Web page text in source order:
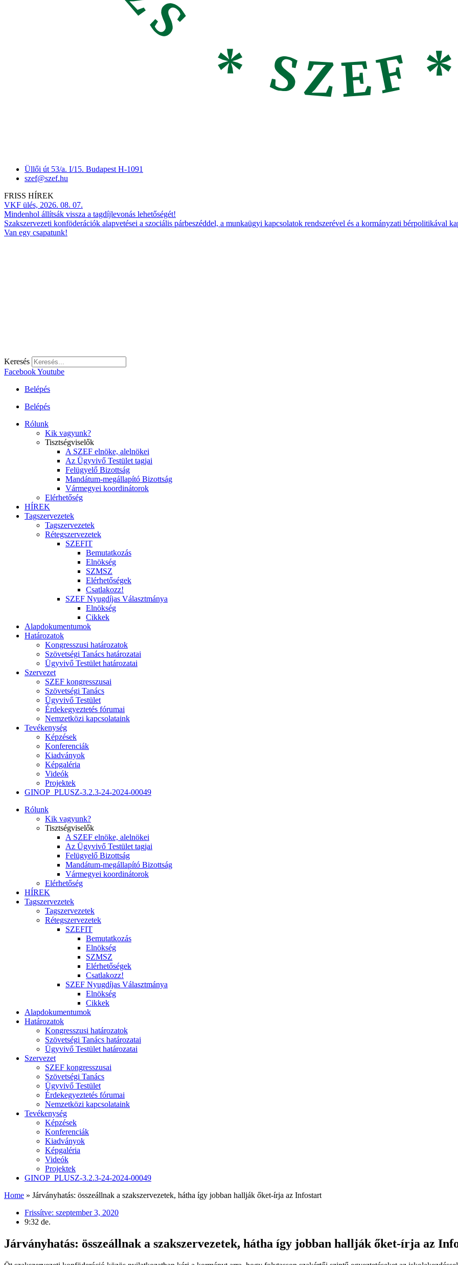
Üllői út 53/a. I/15. Budapest H-1091
szef@szef.hu
FRISS HÍREK
VKF ülés, 2026. 08. 07.
Mindenhol állítsák vissza a tagdíjlevonás lehetőségét!
Szakszervezeti konföderációk alapvetései a szociális párbeszéddel, a munkaügyi kapcsolatok rendszerével és a kormányzati bérpolitikával
Van egy csapatunk!
Keresés
FacebookYoutube
Belépés
Belépés
Rólunk
Kik vagyunk?
Tisztségviselők
A SZEF elnöke, alelnökei
Az Ügyvivő Testület tagjai
Felügyelő Bizottság
Mandátum-megállapító Bizottság
Vármegyei koordinátorok
Elérhetőség
HÍREK
Tagszervezetek
Tagszervezetek
Rétegszervezetek
SZEFIT
Bemutatkozás
Elnökség
SZMSZ
Elérhetőségek
Csatlakozz!
SZEF Nyugdíjas Választmánya
Elnökség
Cikkek
Alapdokumentumok
Határozatok
Kongresszusi határozatok
Szövetségi Tanács határozatai
Ügyvivő Testület határozatai
Szervezet
SZEF kongresszusai
Szövetségi Tanács
Ügyvivő Testület
Érdekegyeztetés fórumai
Nemzetközi kapcsolataink
Tevékenység
Képzések
Konferenciák
Kiadványok
Képgaléria
Videók
Projektek
GINOP_PLUSZ-3.2.3-24-2024-00049
Rólunk
Kik vagyunk?
Tisztségviselők
A SZEF elnöke, alelnökei
Az Ügyvivő Testület tagjai
Felügyelő Bizottság
Mandátum-megállapító Bizottság
Vármegyei koordinátorok
Elérhetőség
HÍREK
Tagszervezetek
Tagszervezetek
Rétegszervezetek
SZEFIT
Bemutatkozás
Elnökség
SZMSZ
Elérhetőségek
Csatlakozz!
SZEF Nyugdíjas Választmánya
Elnökség
Cikkek
Alapdokumentumok
Határozatok
Kongresszusi határozatok
Szövetségi Tanács határozatai
Ügyvivő Testület határozatai
Szervezet
SZEF kongresszusai
Szövetségi Tanács
Ügyvivő Testület
Érdekegyeztetés fórumai
Nemzetközi kapcsolataink
Tevékenység
Képzések
Konferenciák
Kiadványok
Képgaléria
Videók
Projektek
GINOP_PLUSZ-3.2.3-24-2024-00049
Home » Járványhatás: összeállnak a szakszervezetek, hátha így jobban hallják őket-írja az Infostart
Frissítve: szeptember 3, 2020
9:32 de.
Járványhatás: összeállnak a szakszervezetek, hátha így jobban hallják őket-írja az